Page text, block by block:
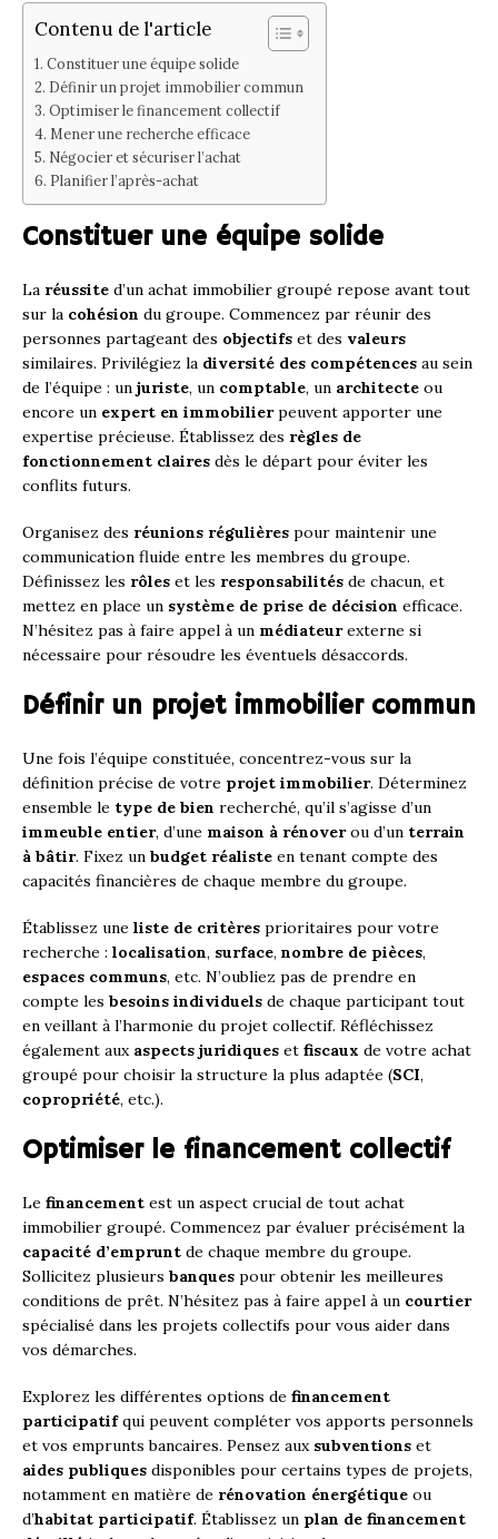
Contenu de l'article
Constituer une équipe solide
Définir un projet immobilier commun
Optimiser le financement collectif
Mener une recherche efficace
Négocier et sécuriser l’achat
Planifier l’après-achat
Constituer une équipe solide
La réussite d’un achat immobilier groupé repose avant tout
sur la cohésion du groupe. Commencez par réunir des
personnes partageant des objectifs et des valeurs
similaires. Privilégiez la diversité des compétences au sein
de l’équipe : un juriste, un comptable, un architecte ou
encore un expert en immobilierpeuvent apporter une
expertise précieuse. Établissez des règles de
fonctionnement claires dès le départ pour éviter les
conflits futurs.
Organisez des réunions régulières pour maintenir une
communication fluide entre les membres du groupe.
Définissez les rôles et les responsabilités de chacun, et
mettez en place un système de prise de décision efficace.
N’hésitez pas à faire appel à un médiateurexterne si
nécessaire pour résoudre les éventuels désaccords.
Définir un projet immobilier commun
Une fois l’équipe constituée, concentrez-vous sur la
définition précise de votre projet immobilier. Déterminez
ensemble le type de bien recherché, qu’il s’agisse d’un
immeuble entier, d’une maison à rénoverou d’un terrain
à bâtir. Fixez un budget réaliste en tenant compte des
capacités financières de chaque membre du groupe.
Établissez une liste de critères prioritaires pour votre
recherche : localisation, surface, nombre de pièces,
espaces communs, etc. N’oubliez pas de prendre en
compte les besoins individuels de chaque participant tout
en veillant à l’harmonie du projet collectif. Réfléchissez
également aux aspects juridiques et fiscaux de votre achat
groupé pour choisir la structure la plus adaptée (SCI,
copropriété, etc.).
Optimiser le financement collectif
Le financement est un aspect crucial de tout achat
immobilier groupé. Commencez par évaluer précisément la
capacité d’emprunt de chaque membre du groupe.
Sollicitez plusieurs banques pour obtenir les meilleures
conditions de prêt. N’hésitez pas à faire appel à un courtier
spécialisé dans les projets collectifs pour vous aider dans
vos démarches.
Explorez les différentes options de financement
participatifqui peuvent compléter vos apports personnels
et vos emprunts bancaires. Pensez aux subventions et
aides publiques disponibles pour certains types de projets,
notamment en matière de rénovation énergétique ou
d’habitat participatif. Établissez un plan de financement